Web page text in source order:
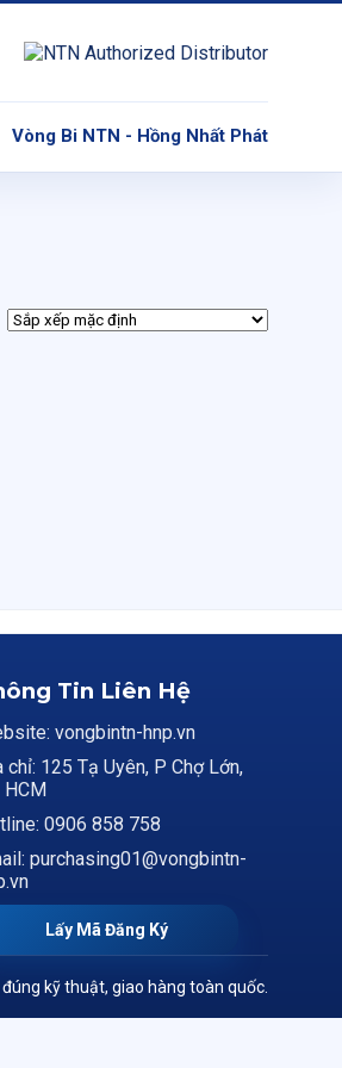
Vòng Bi NTN - Hồng Nhất Phát
Tin Liên Hệ
vongbintn-hnp.vn
chỉ: 125 Tạ Uyên, P Chợ Lớn,
HCM
0906 858 758
purchasing01@vongbintn-
Lấy Mã Đăng Ký
kỹ thuật, giao hàng toàn quốc.